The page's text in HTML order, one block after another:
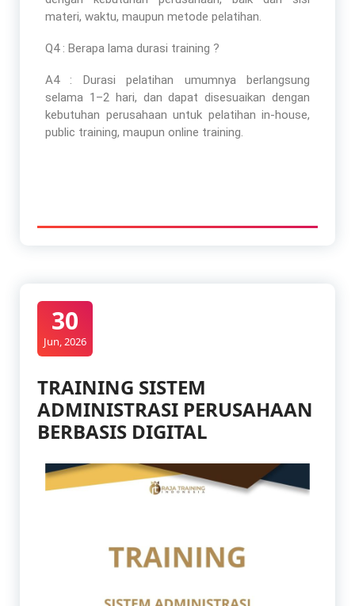
materi, waktu, maupun metode pelatihan.
Q4 : Berapa lama durasi training ?
A4 : Durasi pelatihan umumnya berlangsung
selama 1–2 hari, dan dapat disesuaikan dengan
kebutuhan perusahaan untuk pelatihan in-house,
public training, maupun online training.
30
Jun, 2026
TRAINING SISTEM
ADMINISTRASI PERUSAHAAN
BERBASIS DIGITAL